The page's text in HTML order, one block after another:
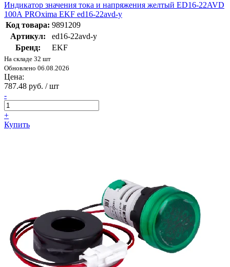
Индикатор значения тока и напряжения желтый ED16-22AVD
100А PROxima EKF ed16-22avd-y
Код товара: 9891209
Артикул:
ed16-22avd-y
Бренд:
EKF
На складе 32 шт
Обновлено 06.08.2026
Цена:
787.48 руб. / шт
-
+
Купить